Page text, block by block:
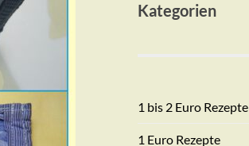
Kategorien
1 bis 2 Euro Rezepte
1 Euro Rezepte